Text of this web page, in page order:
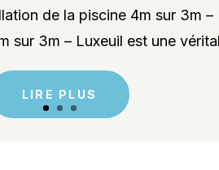
de la piscine 4m sur 3m –
sur 3m – Luxeuil est une
LIRE PLUS